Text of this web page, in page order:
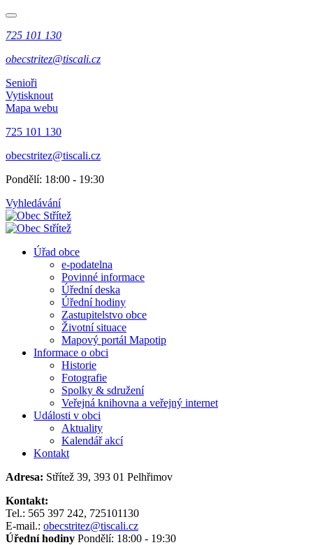
725 101 130
obecstritez@tiscali.cz
Senioři
Vytisknout
Mapa webu
725 101 130
obecstritez@tiscali.cz
Pondělí: 18:00 - 19:30
Vyhledávání
Úřad obce
e-podatelna
Povinné informace
Úřední deska
Úřední hodiny
Zastupitelstvo obce
Životní situace
Mapový portál Mapotip
Informace o obci
Historie
Fotografie
Spolky & sdružení
Veřejná knihovna a veřejný internet
Události v obci
Aktuality
Kalendář akcí
Kontakt
Adresa: Střítež 39, 393 01 Pelhřimov
Kontakt:
Tel.: 565 397 242, 725101130
E-mail.: obecstritez@tiscali.cz
Úřední hodiny Pondělí: 18:00 - 19:30